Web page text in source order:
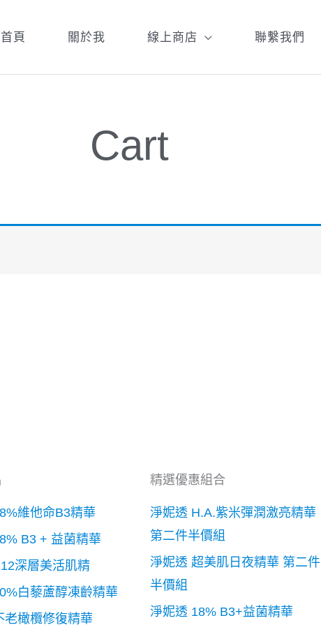
首頁 關於我 線上商店 聯繫我們
Cart
維他命B3精華
B3 + 益菌精華
深層美活肌精
白藜蘆醇凍齡精華
老橄欖修復精華
精選優惠組合
淨妮透 H.A.紫米彈潤激亮精華
第二件半價組
淨妮透 超美肌日夜精華 第二件
半價組
淨妮透 18% B3+益菌精華